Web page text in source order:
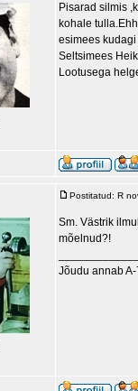
Pisarad silmis
kohale
esimees
Seltsimees
Lootusega
Postitatud: R
Sm. Västrik
mõelnud?!
Jõudu annab